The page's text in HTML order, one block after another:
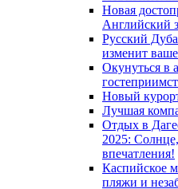
Новая
Английский
Русский
изменит
Окунуться в
Новый
Лучшая
Отдых в
2025:
впечатления!
Каспийское
пляжи и